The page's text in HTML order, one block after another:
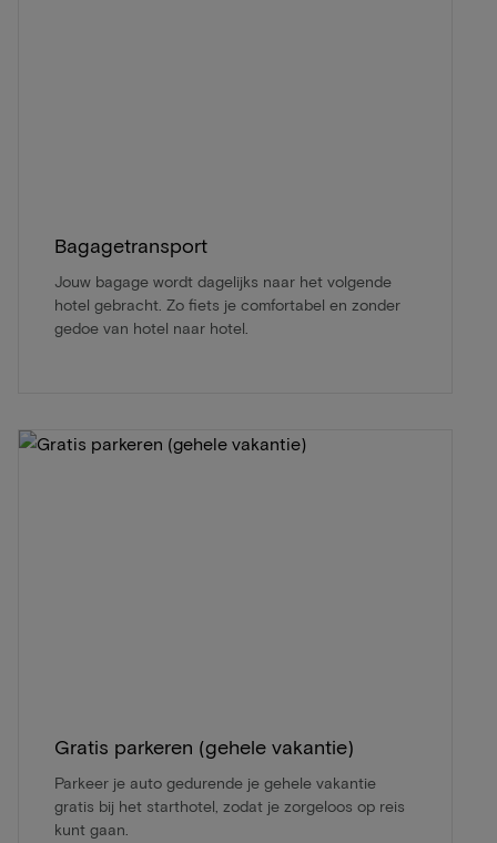
Bagagetransport
Jouw bagage wordt dagelijks naar het volgende
hotel gebracht. Zo fiets je comfortabel en zonder
gedoe van hotel naar hotel.
Gratis parkeren (gehele vakantie)
Parkeer je auto gedurende je gehele vakantie
gratis bij het starthotel, zodat je zorgeloos op reis
kunt gaan.